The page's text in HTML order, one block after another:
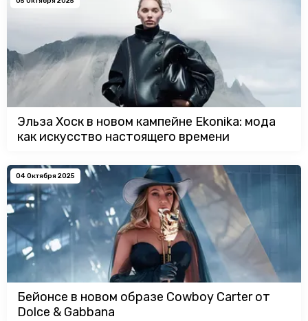
Эльза Хоск в новом кампейне Ekonika: мода
как искусство настоящего времени
04 Октября 2025
Бейонсе в новом образе Cowboy Carter от
Dolce & Gabbana